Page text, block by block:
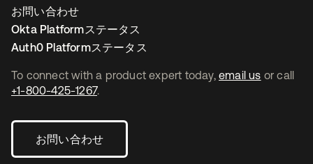
To connect with a product expert today, email us or call
+1-800-425-1267.
お問い合わせ
お問い合わせ
Okta Platformステータス
Auth0 Platformステータス